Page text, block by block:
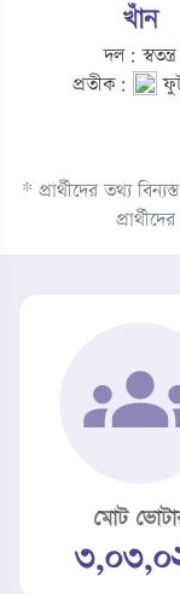
খাঁন
দল: স্বতন্ত্র
প্রতীক:
* প্রার্থীদের তথ্য
মোট